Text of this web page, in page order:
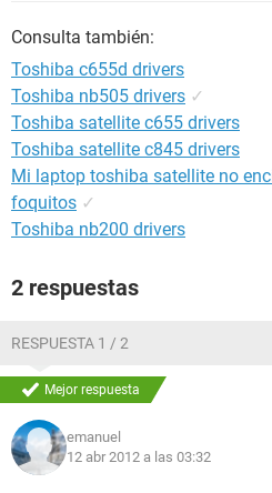
Consulta también:
Toshiba c655d drivers
Toshiba nb505 drivers ✓
Toshiba satellite c655 drivers
Toshiba satellite c845 drivers
Mi laptop toshiba satellite no
foquitos ✓
Toshiba nb200 drivers
2 respuestas
RESPUESTA 1 / 2
Mejor respuesta
emanuel
12 abr 2012 a las 03:32